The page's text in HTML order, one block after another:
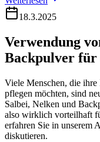
18.3.2025
Verwendung
Backpulver für
Viele Menschen, die
pflegen möchten, sind
Salbei, Nelken und
also wirklich vorteilhaft
erfahren Sie in unserem
diskutieren.